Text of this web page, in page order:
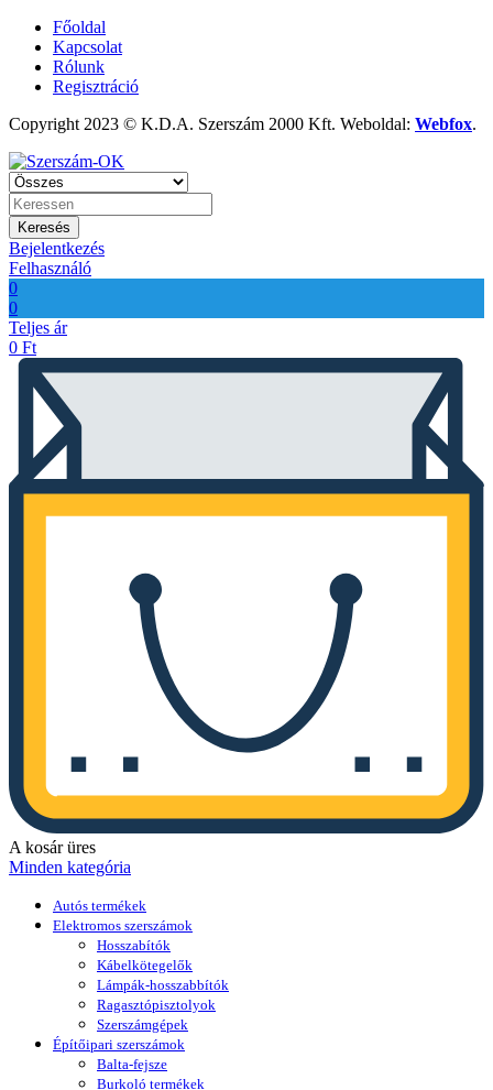
Főoldal
Kapcsolat
Rólunk
Regisztráció
Copyright 2023 © K.D.A. Szerszám 2000 Kft. Weboldal: Webfox.
Keresés
Bejelentkezés
Felhasználó
0
0
Teljes ár
0 Ft
A kosár üres
Minden kategória
Autós termékek
Elektromos szerszámok
Hosszabítók
Kábelkötegelők
Lámpák-hosszabbítók
Ragasztópisztolyok
Szerszámgépek
Építőipari szerszámok
Balta-fejsze
Burkoló termékek